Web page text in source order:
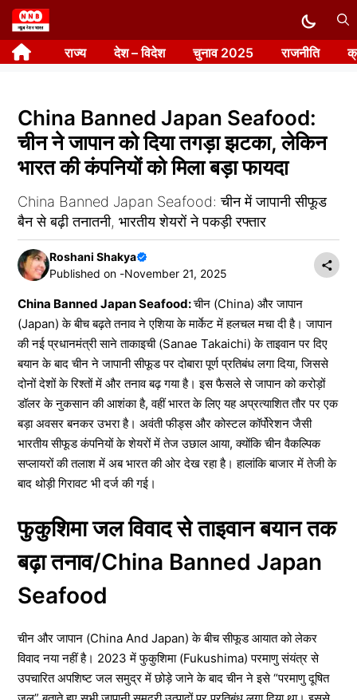
Skip
to
content राज्य देश – विदेश चुनाव 2025 राजनीति
China Banned Japan Seafood:
चीन ने जापान को दिया तगड़ा झटका, लेकिन
भारत की कंपनियों को मिला बड़ा फायदा
China Banned Japan Seafood: चीन में जापानी सीफूड
बैन से बढ़ी तनातनी, भारतीय शेयरों ने पकड़ी रफ्तार
Roshani Shakya
Published on -November 21, 2025
China Banned Japan Seafood:चीन (China) और जापान
(Japan) के बीच बढ़ते तनाव ने एशिया के मार्केट में हलचल मचा दी है। जापान
की नई प्रधानमंत्री साने ताकाइची (Sanae Takaichi) के ताइवान पर दिए
बयान के बाद चीन ने जापानी सीफूड पर दोबारा पूर्ण प्रतिबंध लगा दिया, जिससे
दोनों देशों के रिश्तों में और तनाव बढ़ गया है। इस फैसले से जापान को करोड़ों
डॉलर के नुकसान की आशंका है, वहीं भारत के लिए यह अप्रत्याशित तौर पर एक
बड़ा अवसर बनकर उभरा है। अवंती फीड्स और कोस्टल कॉर्पोरेशन जैसी
भारतीय सीफूड कंपनियों के शेयरों में तेज उछाल आया, क्योंकि चीन वैकल्पिक
सप्लायरों की तलाश में अब भारत की ओर देख रहा है। हालांकि बाजार में तेजी के
बाद थोड़ी गिरावट भी दर्ज की गई।
फुकुशिमा जल विवाद से ताइवान बयान तक
बढ़ा तनाव/China Banned Japan
Seafood
चीन और जापान (China And Japan) के बीच सीफूड आयात को लेकर
विवाद नया नहीं है। 2023 में फुकुशिमा (Fukushima) परमाणु संयंत्र से
उपचारित अपशिष्ट जल समुद्र में छोड़े जाने के बाद चीन ने इसे “परमाणु दूषित